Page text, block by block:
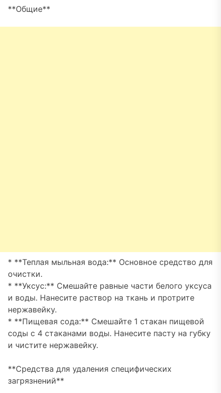
**Общие**
* **Теплая мыльная вода:** Основное средство для
очистки.
* **Уксус:** Смешайте равные части белого уксуса
и воды. Нанесите раствор на ткань и протрите
нержавейку.
* **Пищевая сода:** Смешайте 1 стакан пищевой
соды с 4 стаканами воды. Нанесите пасту на губку
и чистите нержавейку.
**Средства для удаления специфических
загрязнений**